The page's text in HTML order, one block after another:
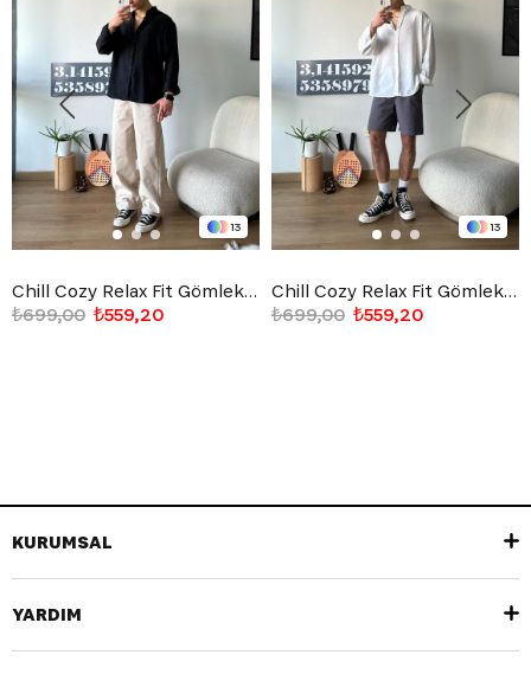
13
Chill Cozy Relax Fit Gömlek Siyah
₺559,20
₺699,00
13
Chill Cozy Relax Fit Gömlek Beyaz
₺559,20
₺699,00
KURUMSAL
YARDIM